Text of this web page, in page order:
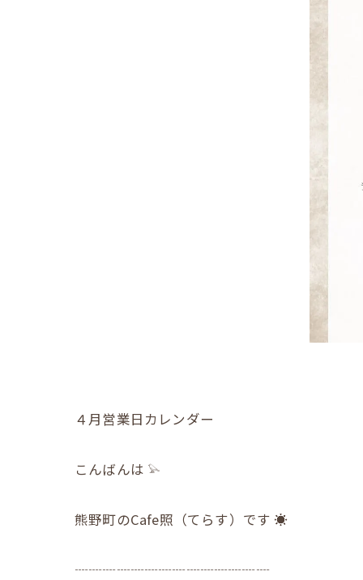
４月営業日カレンダー
こんばんは 𓅫
熊野町のCafe照（てらす）です ☀︎
┈┈┈┈┈┈┈┈┈┈┈┈┈┈